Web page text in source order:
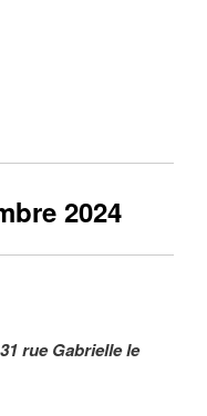
2024
rue Gabrielle le